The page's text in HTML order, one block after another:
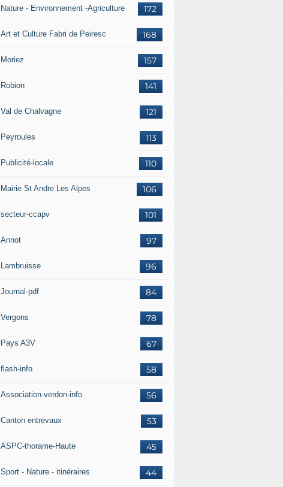
172
Nature - Environnement -Agriculture
168
Art et Culture Fabri de Peiresc
157
Moriez
141
Robion
121
Val de Chalvagne
113
Peyroules
110
Publicité-locale
106
Mairie St Andre Les Alpes
101
secteur-ccapv
97
Annot
96
Lambruisse
84
Journal-pdf
78
Vergons
67
Pays A3V
58
flash-info
56
Association-verdon-info
53
Canton entrevaux
45
ASPC-thorame-Haute
44
Sport - Nature - itinéraires